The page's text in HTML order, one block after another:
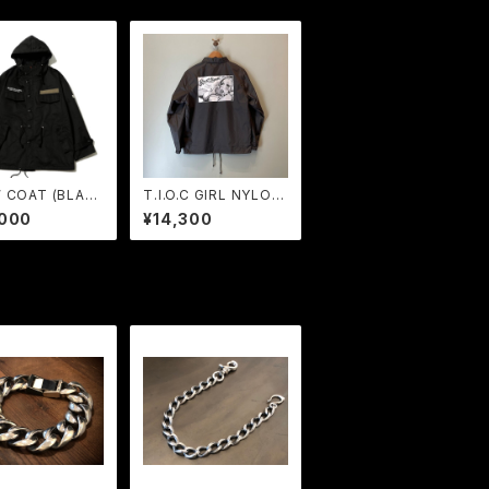
COAT (BLAC
GALLERY
T.I.O.C GIRL NYLON
COACH JKT / BIRD
LAND ORIGINAL
¥14,300